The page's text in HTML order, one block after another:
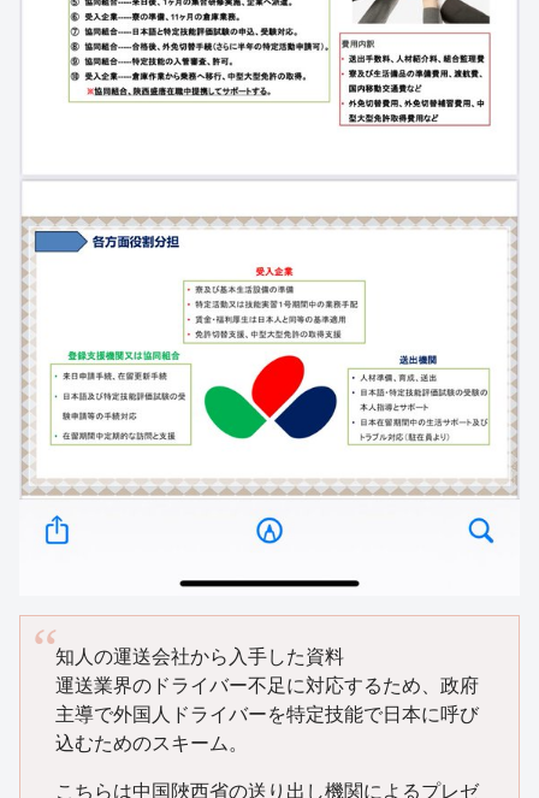
知人の運送会社から入手した資料
運送業界のドライバー不足に対応するため、政府
主導で外国人ドライバーを特定技能で日本に呼び
込むためのスキーム。
こちらは中国陜西省の送り出し機関によるプレゼ